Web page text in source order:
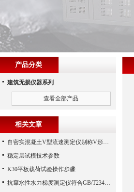
产品分类
建筑无损仪器系列
查看全部产品
相关文章
自密实混凝土V型流速测定仪别称V形漏斗手机端
稳定层试模技术参数
K30平板载荷试验操作步骤
抗窜水性水力梯度测定仪符合GB/T23457-2017